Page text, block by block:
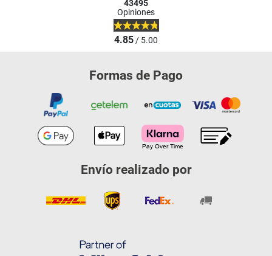
43495
Opiniones
4.85/ 5.00
Formas de Pago
Envío realizado por